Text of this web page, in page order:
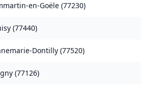
en-Goële (77230)
(77440)
Dontilly (77520)
(77126)